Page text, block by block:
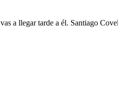
a llegar tarde a él. Santiago